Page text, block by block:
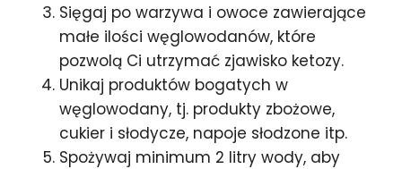
Sięgaj po warzywa i owoce zawierające
małe ilości węglowodanów, które
pozwolą Ci utrzymać zjawisko ketozy.
Unikaj produktów bogatych w
węglowodany, tj. produkty zbożowe,
cukier i słodycze, napoje słodzone itp.
Spożywaj minimum 2 litry wody, aby